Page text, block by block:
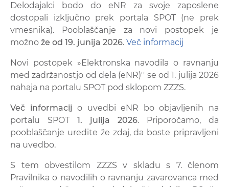
Delodajalci bodo do eNR za svoje zaposlene
dostopali izključno prek portala SPOT (ne prek
vmesnika). Pooblaščanje za novi postopek je
možno že od 19. junija 2026. Več informacij
Novi postopek »Elektronska navodila o ravnanju
med zadržanostjo od dela (eNR)'' se od 1. julija 2026
nahaja na portalu SPOT pod sklopom ZZZS.
Več informacij o uvedbi eNR bo objavljenih na
portalu SPOT 1. julija 2026. Priporočamo, da
pooblaščanje uredite že zdaj, da boste pripravljeni
na uvedbo.
S tem obvestilom ZZZS v skladu s 7. členom
Pravilnika o navodilih o ravnanju zavarovanca med